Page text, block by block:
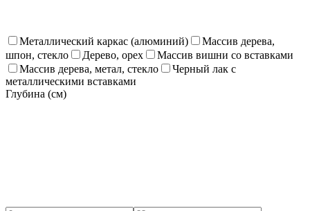
Металлический каркас (алюминий)
Массив дерева,
шпон, стекло
Дерево, орех
Массив вишни со вставками
Массив дерева, метал, стекло
Черный лак с
металлическими вставками
Глубина (см)